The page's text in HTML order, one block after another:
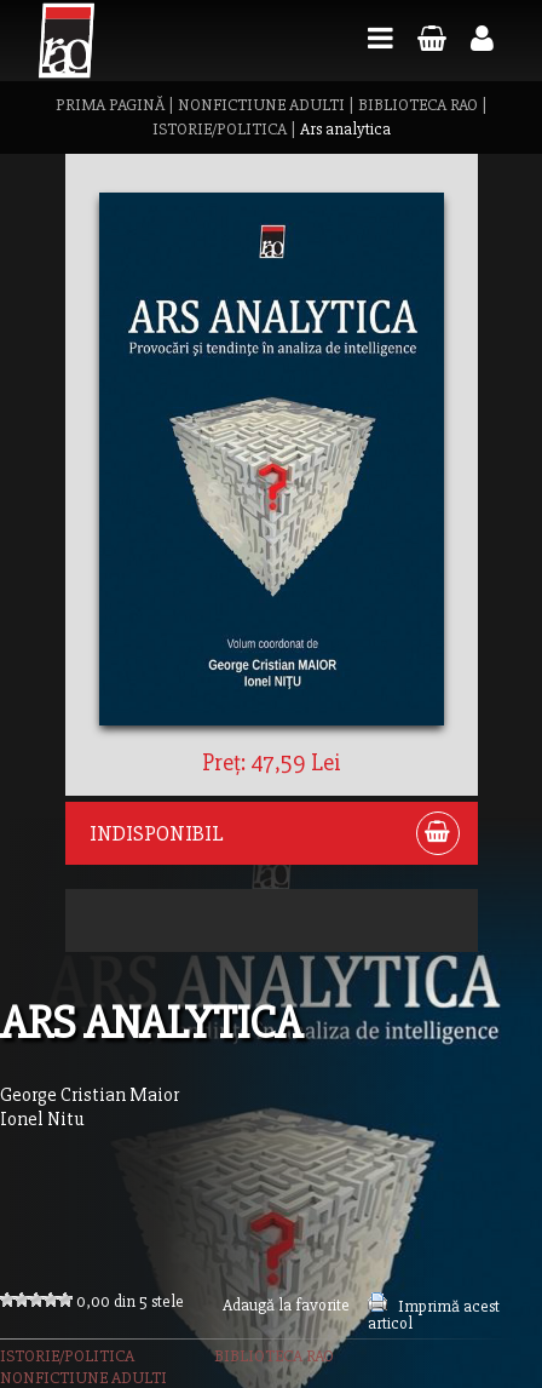
PRIMA PAGINĂ| NONFICTIUNE ADULTI BIBLIOTECA RAO
ISTORIE/POLITICA| Ars analytica
Preț: 47,59 Lei
INDISPONIBIL
ARS ANALYTICA
George Cristian Maior
Ionel Nitu
0,00 din 5 stele Adaugă la favorite
Imprimă acest
articol
ISTORIE/POLITICA
BIBLIOTECA RAO
NONFICTIUNE ADULTI